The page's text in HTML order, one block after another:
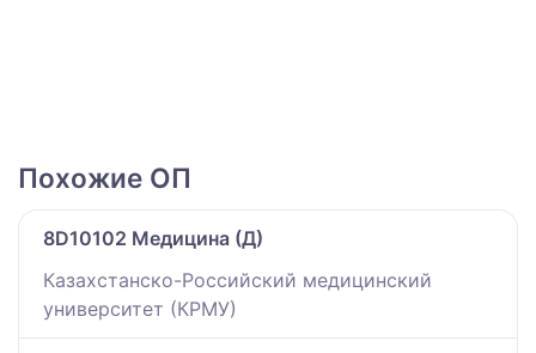
Похожие ОП
8D10102 Медицина (Д)
Казахстанско-Российский медицинский
университет (КРМУ)